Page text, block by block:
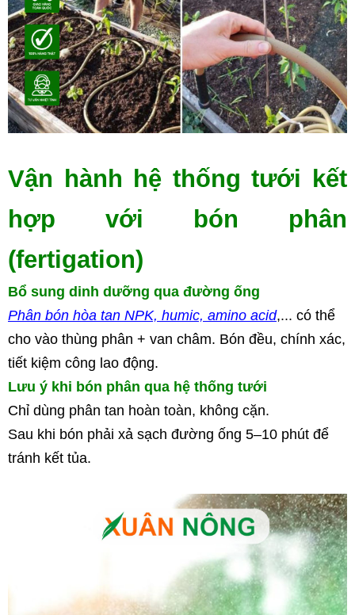
Vận hành hệ thống tưới kết
hợp với bón phân
(fertigation)
Bổ sung dinh dưỡng qua đường ống
Phân bón hòa tan NPK, humic, amino acid,... có thể
cho vào thùng phân + van châm. Bón đều, chính xác,
tiết kiệm công lao động.
Lưu ý khi bón phân qua hệ thống tưới
Chỉ dùng phân tan hoàn toàn, không cặn.
Sau khi bón phải xả sạch đường ống 5–10 phút để
tránh kết tủa.